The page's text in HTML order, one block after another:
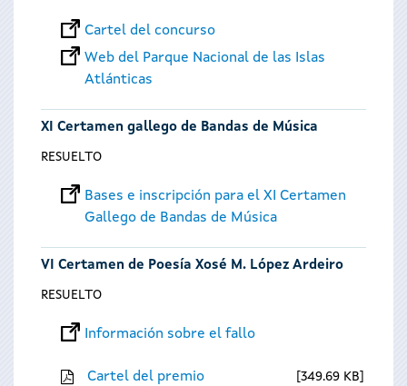
Cartel del concurso
Web del Parque Nacional de las Islas
Atlánticas
XI Certamen gallego de Bandas de Música
RESUELTO
Bases e inscripción para el XI Certamen
Gallego de Bandas de Música
VI Certamen de Poesía Xosé M. López Ardeiro
RESUELTO
Información sobre el fallo
Cartel del premio 349.69 KB